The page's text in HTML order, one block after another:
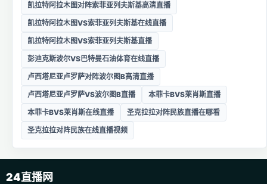
凯拉特阿拉木图对阵索菲亚列夫斯基高清直播
凯拉特阿拉木图VS索菲亚列夫斯基在线直播
凯拉特阿拉木图VS索菲亚列夫斯基直播
彭迪克斯波尔VS巴特曼石油体育在线直播
卢西塔尼亚卢罗萨对阵波尔图B高清直播
卢西塔尼亚卢罗萨VS波尔图B直播
本菲卡BVS莱肖斯直播
本菲卡BVS莱肖斯在线直播
圣克拉拉对阵民族直播在哪看
圣克拉拉对阵民族在线直播视频
24直播网